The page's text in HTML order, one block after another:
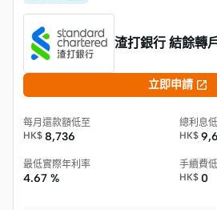
渣打銀行 結餘轉
立即申請 
每月還款額低至
HK$ 8,736
總利息
HK$
最低實際年利率
4.67 %
手續費
HK$ 0